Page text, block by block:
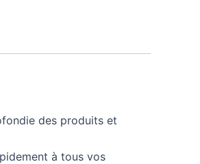
des produits et
à tous vos